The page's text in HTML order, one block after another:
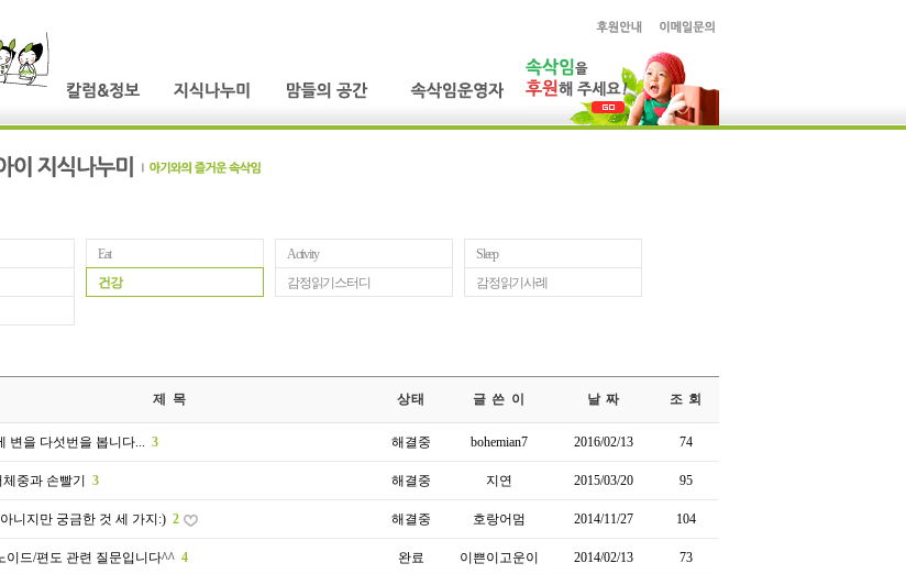
Eat Activity
Sleep
건강 감정읽기스터디
감정읽기사례
제 목 상태 글 쓴 이 날 짜 조 회
변을 다섯번을 봅니다... 3 해결중 bohemian7 2016/02/13 74
중과 손빨기 3 해결중 지연 2015/03/20 95
니지만 궁금한 것 세 가지:) 2 해결중 호랑어멈 2014/11/27 104
이드/편도 관련 질문입니다^^ 4 완료 이쁜이고운이 2014/02/13 73